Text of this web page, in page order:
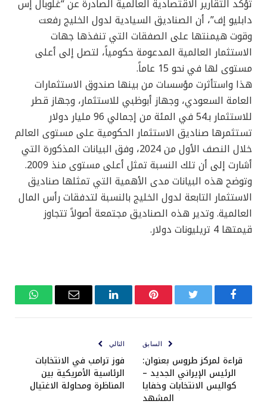
تؤكد التقارير الاقتصادية العالمية الصادرة عن “غلوبال إس
دابليو إف”، أن الصناديق السيادية لدول الخليج رفعت
وقوت هيمنتها على الصفقات التي تنفذها جهات
الاستثمار العالمية المدعومة حكومياً، لتصل إلى أعلى
مستوى لها في نحو 15 عاماً.
هذا واستأثرت مؤسسات من بينها صندوق الاستثمارات
العامة السعودي، وجهاز أبوظبي للاستثمار، وجهاز قطر
للاستثمار بـ54 في المئة من إجمالي 96 مليار دولار
تستثمرها صناديق الاستثمار الحكومية على مستوى العالم
خلال النصف الأول من 2024، وفق البيانات المذكورة التي
أشارت إلى أن تلك النسبة تمثل أعلى مستوى منذ 2009.
وتوضح هذه البيانات مدى الأهمية التي تمثلها صناديق
الاستثمار التابعة لدول الخليج بالنسبة لتدفقات رأس المال
العالمية. وتدير هذه الصناديق مجتمعة أصولاً تتجاوز
قيمتها 4 تريليونات دولار.
فيسبوك تويتر بينتيريستلينكدإن
البريد
واتساب
السابق
قراءة لمركز طروس بعنوان:
الرئيس الإيراني الجديد –
كواليس الانتخابات وخفايا
المشهد
التالي
فوز ترامب في الانتخابات
الرئاسية الأمريكية بين
المناظرة ومحاولة الاغتيال